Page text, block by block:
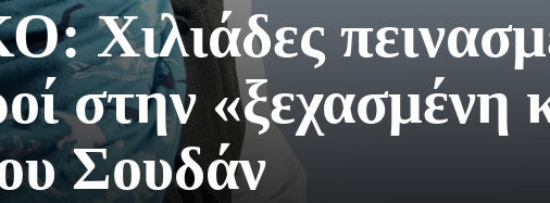
Χιλιάδες
στην «ξεχασμένη
Σουδάν